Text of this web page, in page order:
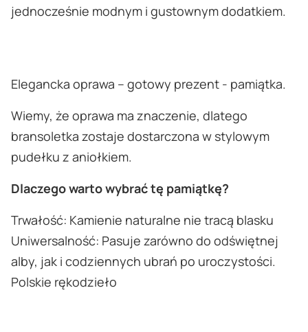
jednocześnie modnym i gustownym dodatkiem.
Elegancka oprawa – gotowy prezent - pamiątka.
Wiemy, że oprawa ma znaczenie, dlatego
bransoletka zostaje dostarczona w stylowym
pudełku z aniołkiem.
Dlaczego warto wybrać tę pamiątkę?
Trwałość: Kamienie naturalne nie tracą blasku
Uniwersalność: Pasuje zarówno do odświętnej
alby, jak i codziennych ubrań po uroczystości.
Polskie rękodzieło